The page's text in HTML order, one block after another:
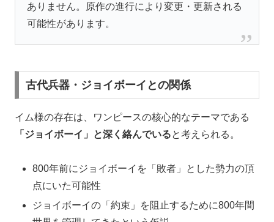
ありません。原作の進行により変更・更新される
可能性があります。
古代兵器・ジョイボーイとの関係
イム様の存在は、ワンピースの核心的なテーマである
「ジョイボーイ」と深く絡んでいると考えられる。
800年前にジョイボーイを「敗者」とした勢力の頂
点にいた可能性
ジョイボーイの「約束」を阻止するために800年間